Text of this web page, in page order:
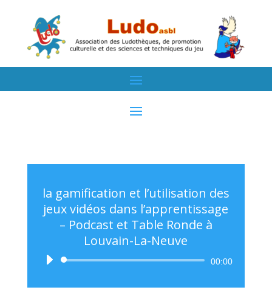
la gamification et l’utilisation des
jeux vidéos dans l’apprentissage
– Podcast et Table Ronde à
Louvain-La-Neuve
Lecteur
00:00